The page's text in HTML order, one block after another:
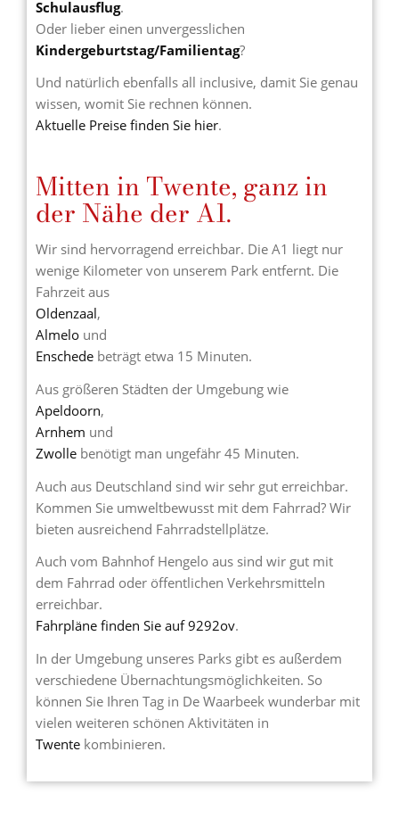
Schulausflug.
Oder lieber einen unvergesslichen
Kindergeburtstag/Familientag?
Und natürlich ebenfalls all inclusive, damit Sie genau
wissen, womit Sie rechnen können.
Aktuelle Preise finden Sie hier.
Mitten in Twente, ganz in
der Nähe der A1.
Wir sind hervorragend erreichbar. Die A1 liegt nur
wenige Kilometer von unserem Park entfernt. Die
Fahrzeit aus
Oldenzaal,
Almelo und
Enschede beträgt etwa 15 Minuten.
Aus größeren Städten der Umgebung wie
Apeldoorn,
Arnhem und
Zwolle benötigt man ungefähr 45 Minuten.
Auch aus Deutschland sind wir sehr gut erreichbar.
Kommen Sie umweltbewusst mit dem Fahrrad? Wir
bieten ausreichend Fahrradstellplätze.
Auch vom Bahnhof Hengelo aus sind wir gut mit
dem Fahrrad oder öffentlichen Verkehrsmitteln
erreichbar.
Fahrpläne finden Sie auf 9292ov.
In der Umgebung unseres Parks gibt es außerdem
verschiedene Übernachtungsmöglichkeiten. So
können Sie Ihren Tag in De Waarbeek wunderbar mit
vielen weiteren schönen Aktivitäten in
Twente kombinieren.